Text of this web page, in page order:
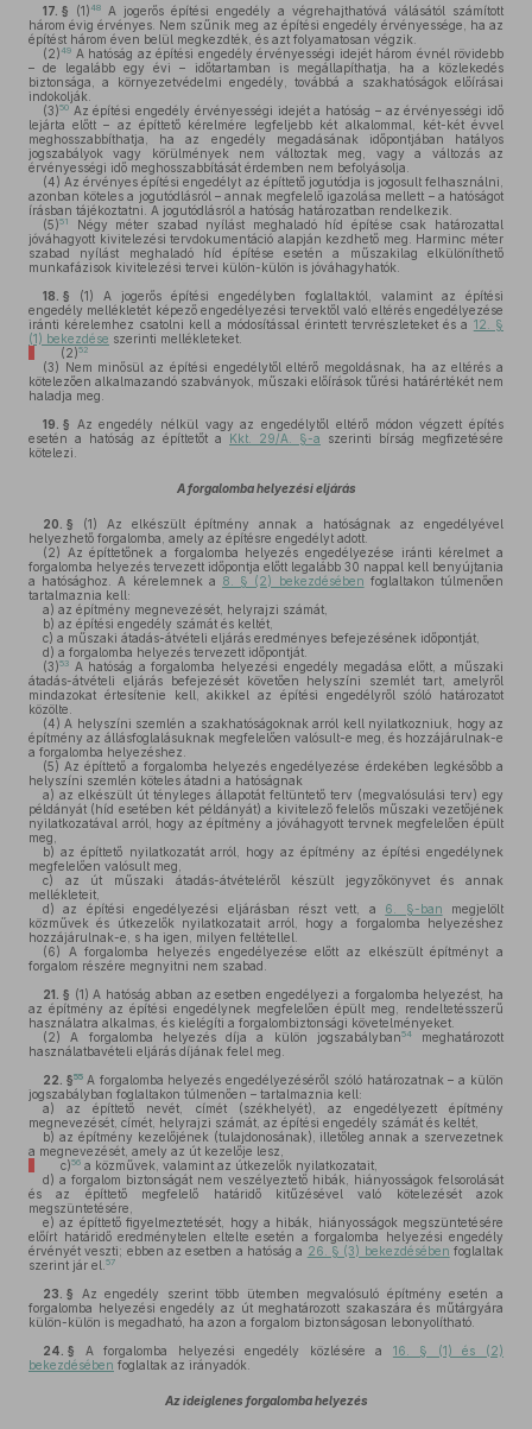
17. § (1)48
A jogerős építési engedély a végrehajthatóvá válásától számított
három évig érvényes. Nem szűnik meg az építési engedély érvényessége, ha az
építést három éven belül megkezdték, és azt folyamatosan végzik.
(2)49 A hatóság az építési engedély érvényességi idejét három évnél rövidebb
– de legalább egy évi – időtartamban is megállapíthatja, ha a közlekedés
biztonsága, a környezetvédelmi engedély, továbbá a szakhatóságok előírásai
indokolják.
(3)50 Az építési engedély érvényességi idejét a hatóság – az érvényességi idő
lejárta előtt – az építtető kérelmére legfeljebb két alkalommal, két-két évvel
meghosszabbíthatja, ha az engedély megadásának időpontjában hatályos
jogszabályok vagy körülmények nem változtak meg, vagy a változás az
érvényességi idő meghosszabbítását érdemben nem befolyásolja.
(4) Az érvényes építési engedélyt az építtető jogutódja is jogosult felhasználni,
azonban köteles a jogutódlásról – annak megfelelő igazolása mellett – a hatóságot
írásban tájékoztatni. A jogutódlásról a hatóság határozatban rendelkezik.
(5)51
Négy méter szabad nyílást meghaladó híd építése csak határozattal
jóváhagyott kivitelezési tervdokumentáció alapján kezdhető meg. Harminc méter
szabad nyílást meghaladó híd építése esetén a műszakilag elkülöníthető
munkafázisok kivitelezési tervei külön-külön is jóváhagyhatók.
18. § (1) A jogerős építési engedélyben foglaltaktól, valamint az építési
engedély mellékletét képező engedélyezési tervektől való eltérés engedélyezése
iránti kérelemhez csatolni kell a módosítással érintett tervrészleteket és a 12. §
(1) bekezdése szerinti mellékleteket.
(2)52
(3) Nem minősül az építési engedélytől eltérő megoldásnak, ha az eltérés a
kötelezően alkalmazandó szabványok, műszaki előírások tűrési határértékét nem
haladja meg.
19. § Az engedély nélkül vagy az engedélytől eltérő módon végzett építés
esetén a hatóság az építtetőt a Kkt. 29/A. §-a szerinti bírság megfizetésére
kötelezi.
A forgalomba helyezési eljárás
20. § (1) Az elkészült építmény annak a hatóságnak az engedélyével
helyezhető forgalomba, amely az építésre engedélyt adott.
(2) Az építtetőnek a forgalomba helyezés engedélyezése iránti kérelmet a
forgalomba helyezés tervezett időpontja előtt legalább 30 nappal kell benyújtania
a hatósághoz. A kérelemnek a 8. § (2) bekezdésében foglaltakon túlmenően
tartalmaznia kell:
a) az építmény megnevezését, helyrajzi számát,
b) az építési engedély számát és keltét,
c) a műszaki átadás-átvételi eljárás eredményes befejezésének időpontját,
d) a forgalomba helyezés tervezett időpontját.
(3)53 A hatóság a forgalomba helyezési engedély megadása előtt, a műszaki
átadás-átvételi eljárás befejezését követően helyszíni szemlét tart, amelyről
mindazokat értesítenie kell, akikkel az építési engedélyről szóló határozatot
közölte.
(4) A helyszíni szemlén a szakhatóságoknak arról kell nyilatkozniuk, hogy az
építmény az állásfoglalásuknak megfelelően valósult-e meg, és hozzájárulnak-e
a forgalomba helyezéshez.
(5) Az építtető a forgalomba helyezés engedélyezése érdekében legkésőbb a
helyszíni szemlén köteles átadni a hatóságnak
a) az elkészült út tényleges állapotát feltüntető terv (megvalósulási terv) egy
példányát (híd esetében két példányát) a kivitelező felelős műszaki vezetőjének
nyilatkozatával arról, hogy az építmény a jóváhagyott tervnek megfelelően épült
meg,
b) az építtető nyilatkozatát arról, hogy az építmény az építési engedélynek
megfelelően valósult meg,
c) az út műszaki átadás-átvételéről készült jegyzőkönyvet és annak
mellékleteit,
d) az építési engedélyezési eljárásban részt vett, a 6. §-ban megjelölt
közművek és útkezelők nyilatkozatait arról, hogy a forgalomba helyezéshez
hozzájárulnak-e, s ha igen, milyen feltétellel.
(6) A forgalomba helyezés engedélyezése előtt az elkészült építményt a
forgalom részére megnyitni nem szabad.
21. § (1) A hatóság abban az esetben engedélyezi a forgalomba helyezést, ha
az építmény az építési engedélynek megfelelően épült meg, rendeltetésszerű
használatra alkalmas, és kielégíti a forgalombiztonsági követelményeket.
(2) A forgalomba helyezés díja a külön jogszabályban54meghatározott
használatbavételi eljárás díjának felel meg.
22. §55 A forgalomba helyezés engedélyezéséről szóló határozatnak – a külön
jogszabályban foglaltakon túlmenően – tartalmaznia kell:
a) az építtető nevét, címét (székhelyét), az engedélyezett építmény
megnevezését, címét, helyrajzi számát, az építési engedély számát és keltét,
b) az építmény kezelőjének (tulajdonosának), illetőleg annak a szervezetnek
a megnevezését, amely az út kezelője lesz,
c)56a közművek, valamint az útkezelők nyilatkozatait,
d) a forgalom biztonságát nem veszélyeztető hibák, hiányosságok felsorolását
és az építtető megfelelő határidő kitűzésével való kötelezését azok
megszüntetésére,
e) az építtető figyelmeztetését, hogy a hibák, hiányosságok megszüntetésére
előírt határidő eredménytelen eltelte esetén a forgalomba helyezési engedély
érvényét veszti; ebben az esetben a hatóság a 26. § (3) bekezdésében foglaltak
szerint jár el. 57
23. § Az engedély szerint több ütemben megvalósuló építmény esetén a
forgalomba helyezési engedély az út meghatározott szakaszára és műtárgyára
külön-külön is megadható, ha azon a forgalom biztonságosan lebonyolítható.
24. § A forgalomba helyezési engedély közlésére a 16. § (1) és (2)
bekezdésében foglaltak az irányadók.
Az ideiglenes forgalomba helyezés